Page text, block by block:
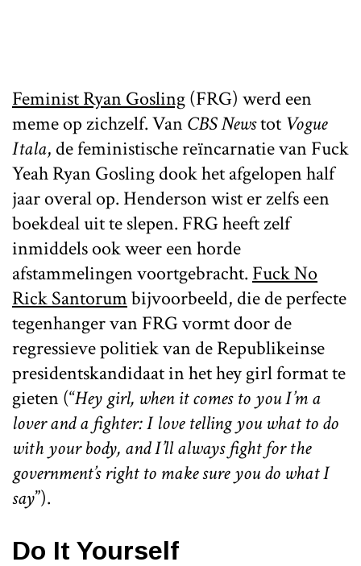
Feminist Ryan Gosling(FRG) werd een
meme op zichzelf. VanCBS Newstot Vogue
Itala, de feministische reïncarnatie van Fuck
Yeah Ryan Gosling dook het afgelopen half
jaar overal op. Henderson wist er zelfs een
boekdeal uit te slepen. FRG heeft zelf
inmiddels ook weer een horde
afstammelingen voortgebracht. Fuck No
Rick Santorumbijvoorbeeld, die de perfecte
tegenhanger van FRG vormt door de
regressieve politiek van de Republikeinse
presidentskandidaat in het hey girl format te
gieten (“Hey girl, when it comes to you I’m a
lover and a fighter: I love telling you what to do
with your body, and I’ll always fight for the
government’s right to make sure you do what I
say”).
Do It Yourself